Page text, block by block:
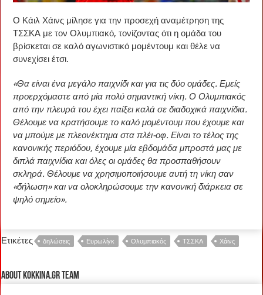
Ο Κάιλ Χάινς μίλησε για την προσεχή αναμέτρηση της
ΤΣΣΚΑ με τον Ολυμπιακό, τονίζοντας ότι η ομάδα του
βρίσκεται σε καλό αγωνιστικό μομέντουμ και θέλε να
συνεχίσει έτσι.
«Θα είναι ένα μεγάλο παιχνίδι και για τις δύο ομάδες. Εμείς
προερχόμαστε από μία πολύ σημαντική νίκη. Ο Ολυμπιακός
από την πλευρά του έχει παίξει καλά σε διαδοχικά παιχνίδια.
Θέλουμε να κρατήσουμε το καλό μομέντουμ που έχουμε και
να μπούμε με πλεονέκτημα στα πλέι-οφ. Είναι το τέλος της
κανονικής περιόδου, έχουμε μία εβδομάδα μπροστά μας με
διπλά παιχνίδια και όλες οι ομάδες θα προσπαθήσουν
σκληρά. Θέλουμε να χρησιμοποιήσουμε αυτή τη νίκη σαν
«δήλωση» και να ολοκληρώσουμε την κανονική διάρκεια σε
ψηλό σημείο».
Ετικέτες δηλώσεις Ευρωλίγκ Ολυμπιακός ΤΣΣΚΑ Χάινς
About kokkina.gr TEAM